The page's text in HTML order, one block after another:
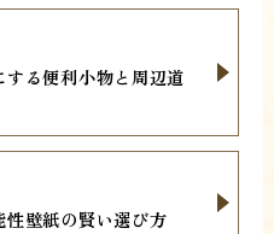
る便利小物と周辺道
壁紙の賢い選び方